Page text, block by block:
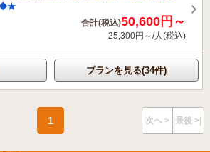
◆★
合計(税込)50,600円～
25,300円～/人(税込)
プランを見る(34件)
1 次へ > 最後 >|